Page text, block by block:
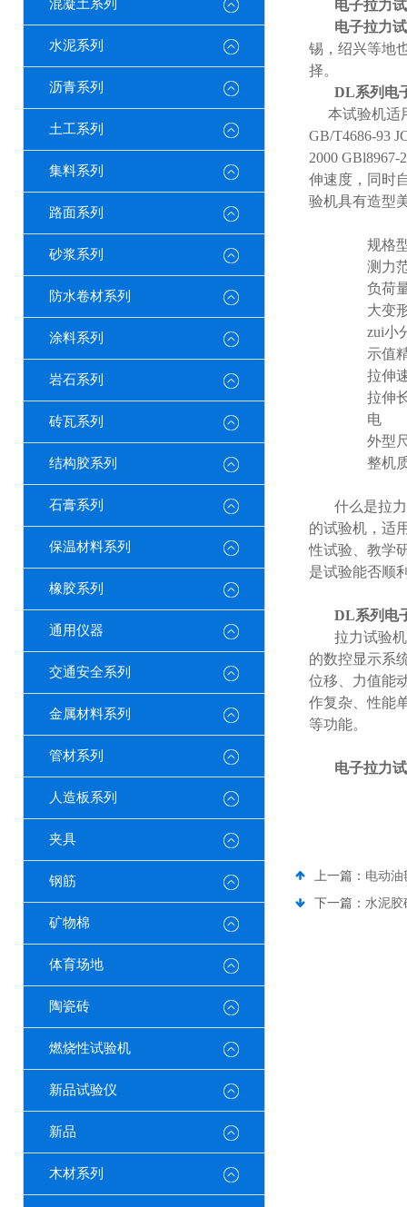
混凝土系列
水泥系列
沥青系列
土工系列
集料系列
路面系列
砂浆系列
防水卷材系列
涂料系列
岩石系列
砖瓦系列
结构胶系列
石膏系列
保温材料系列
橡胶系列
通用仪器
交通安全系列
金属材料系列
管材系列
人造板系列
夹具
钢筋
矿物棉
体育场地
陶瓷砖
燃烧性试验机
新品试验仪
新品
木材系列
电子拉力
电子拉力
锡，绍兴等地
择。
DL系列电
本试验机适
GB/T4686-93
2000 GBl8967-
伸速度，同时
验机具有造型
规格
测力
负荷
大变
zui小
示值
拉伸
拉伸
电
外型
整机
什么是拉
的试验机，适
性试验、教学
是试验能否顺
DL系列电
拉力试验
的数控显示系
位移、力值能
作复杂、性能
等功能。
电子拉力
上一篇： 电动油
下一篇： 水泥胶